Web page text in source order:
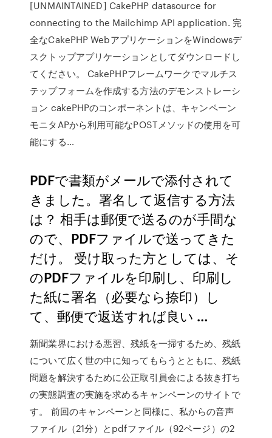
[UNMAINTAINED] CakePHP datasource for
connecting to the Mailchimp API application. 完
全なCakePHP WebアプリケーションをWindowsデ
スクトップアプリケーションとしてダウンロードし
てください。 CakePHPフレームワークでマルチス
テップフォームを作成する方法のデモンストレーシ
ョン cakePHPのコンポーネントは、キャンペーン
モニタAPから利用可能なPOSTメソッドの使用を可
能にする…
PDFで書類がメールで添付されて
きました。署名して返信する方法
は？ 相手は郵便で送るのが手間な
ので、PDFファイルで送ってきた
だけ。 受け取った方としては、そ
のPDFファイルを印刷し、印刷し
た紙に署名（必要なら捺印）し
て、郵便で返送すれば良い …
新聞業界における悪習、残紙を一掃するため、残紙
について広く世の中に知ってもらうとともに、残紙
問題を解決するために公正取引員会による抜き打ち
の実態調査の実施を求めるキャンペーンのサイトで
す。 前回のキャンペーンと同様に、私からの音声
ファイル（21分）とpdfファイル（92ページ）の2